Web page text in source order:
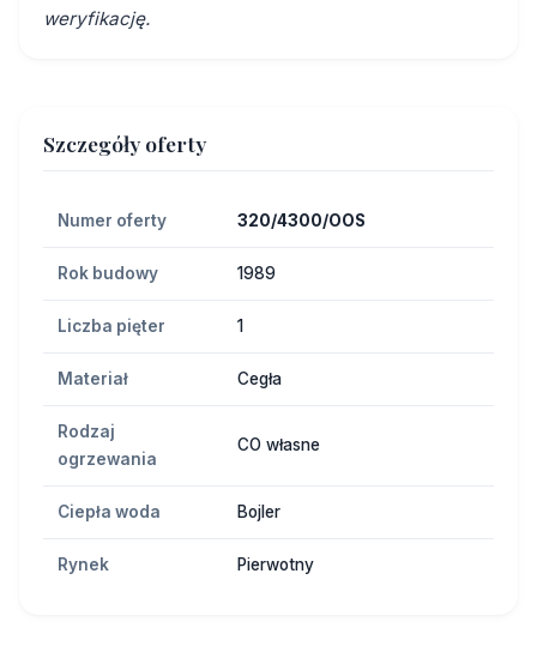
weryfikację.
Szczegóły oferty
Numer oferty 320/4300/OOS
Rok budowy 1989
Liczba pięter 1
Materiał Cegła
Rodzaj
ogrzewania
CO własne
Ciepła woda Bojler
Rynek Pierwotny